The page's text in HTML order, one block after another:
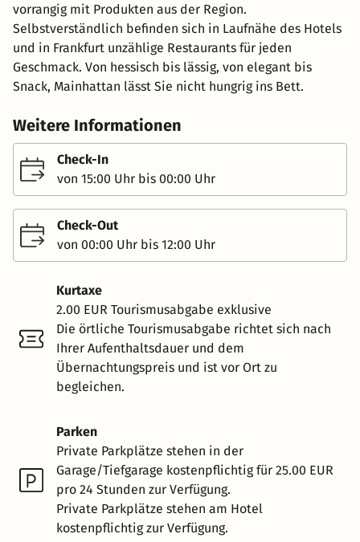
vorrangig mit Produkten aus der Region.
Selbstverständlich befinden sich in Laufnähe des Hotels
und in Frankfurt unzählige Restaurants für jeden
Geschmack. Von hessisch bis lässig, von elegant bis
Snack, Mainhattan lässt Sie nicht hungrig ins Bett.
Weitere Informationen
Check-In
von 15:00 Uhr bis 00:00 Uhr
Check-Out
von 00:00 Uhr bis 12:00 Uhr
Kurtaxe
2.00 EUR Tourismusabgabe exklusive
Die örtliche Tourismusabgabe richtet sich nach
Ihrer Aufenthaltsdauer und dem
Übernachtungspreis und ist vor Ort zu
begleichen.
Parken
Private Parkplätze stehen in der
Garage/Tiefgarage kostenpflichtig für 25.00 EUR
pro 24 Stunden zur Verfügung.
Private Parkplätze stehen am Hotel
kostenpflichtig zur Verfügung.